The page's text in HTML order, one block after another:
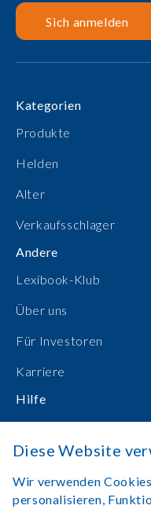
Sich anmelden
Kategorien
Produkte
Helden
Alter
Verkaufsschlager
Andere
Lexibook-Klub
Über uns
Für Investoren
Karriere
Hilfe
Bedienungsanleitungen
Online einkaufen
Kontakt
Diese Website
Wir verwenden
personalisieren,